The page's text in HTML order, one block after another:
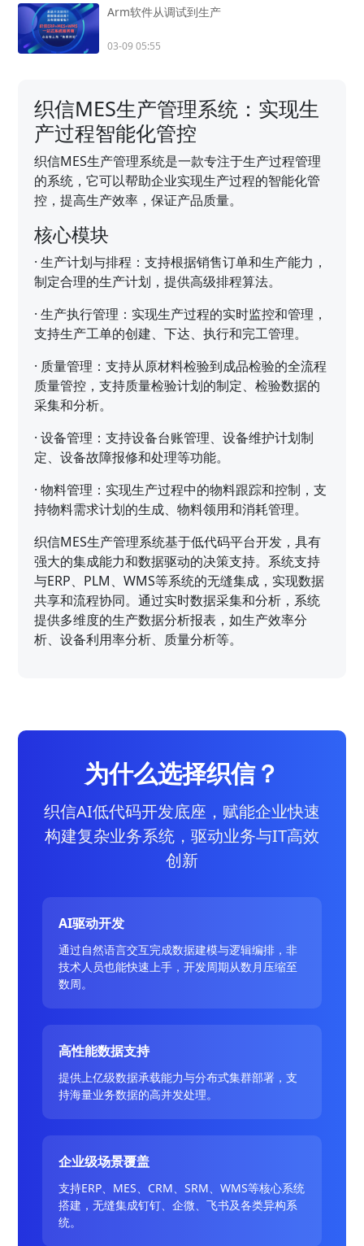
Arm软件从调试到生产
03-09 05:55
织信MES生产管理系统：实现生
产过程智能化管控
织信MES生产管理系统是一款专注于生产过程管理
的系统，它可以帮助企业实现生产过程的智能化管
控，提高生产效率，保证产品质量。
核心模块
·生产计划与排程：支持根据销售订单和生产能力，
制定合理的生产计划，提供高级排程算法。
·生产执行管理：实现生产过程的实时监控和管理，
支持生产工单的创建、下达、执行和完工管理。
· 质量管理：支持从原材料检验到成品检验的全流程
质量管控，支持质量检验计划的制定、检验数据的
采集和分析。
·设备管理：支持设备台账管理、设备维护计划制
定、设备故障报修和处理等功能。
·物料管理：实现生产过程中的物料跟踪和控制，支
持物料需求计划的生成、物料领用和消耗管理。
织信MES生产管理系统基于低代码平台开发，具有
强大的集成能力和数据驱动的决策支持。系统支持
与ERP、PLM、WMS等系统的无缝集成，实现数据
共享和流程协同。通过实时数据采集和分析，系统
提供多维度的生产数据分析报表，如生产效率分
析、设备利用率分析、质量分析等。
为什么选择织信？
织信AI低代码开发底座，赋能企业快速
构建复杂业务系统，驱动业务与IT高效
创新
AI驱动开发
通过自然语言交互完成数据建模与逻辑编排，非
技术人员也能快速上手，开发周期从数月压缩至
数周。
高性能数据支持
提供上亿级数据承载能力与分布式集群部署，支
持海量业务数据的高并发处理。
企业级场景覆盖
支持ERP、MES、CRM、SRM、WMS等核心系统
搭建，无缝集成钉钉、企微、飞书及各类异构系
统。